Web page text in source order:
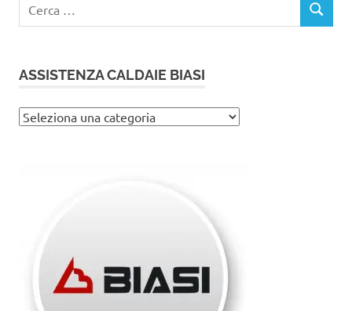
per:
CERCA
ASSISTENZA CALDAIE BIASI
Assistenza